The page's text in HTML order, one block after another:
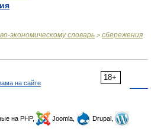
экономическому словарь > сбережения
18+
на сайте
на PHP, Joomla,
Drupal,